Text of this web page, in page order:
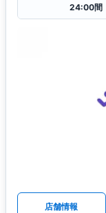
24:00間
店舗情報